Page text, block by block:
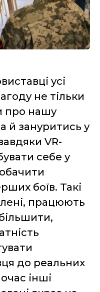
усі
не тільки
про нашу
й зануритись у
VR-
себе у
боїв. Такі
працюють
до реальних
інші